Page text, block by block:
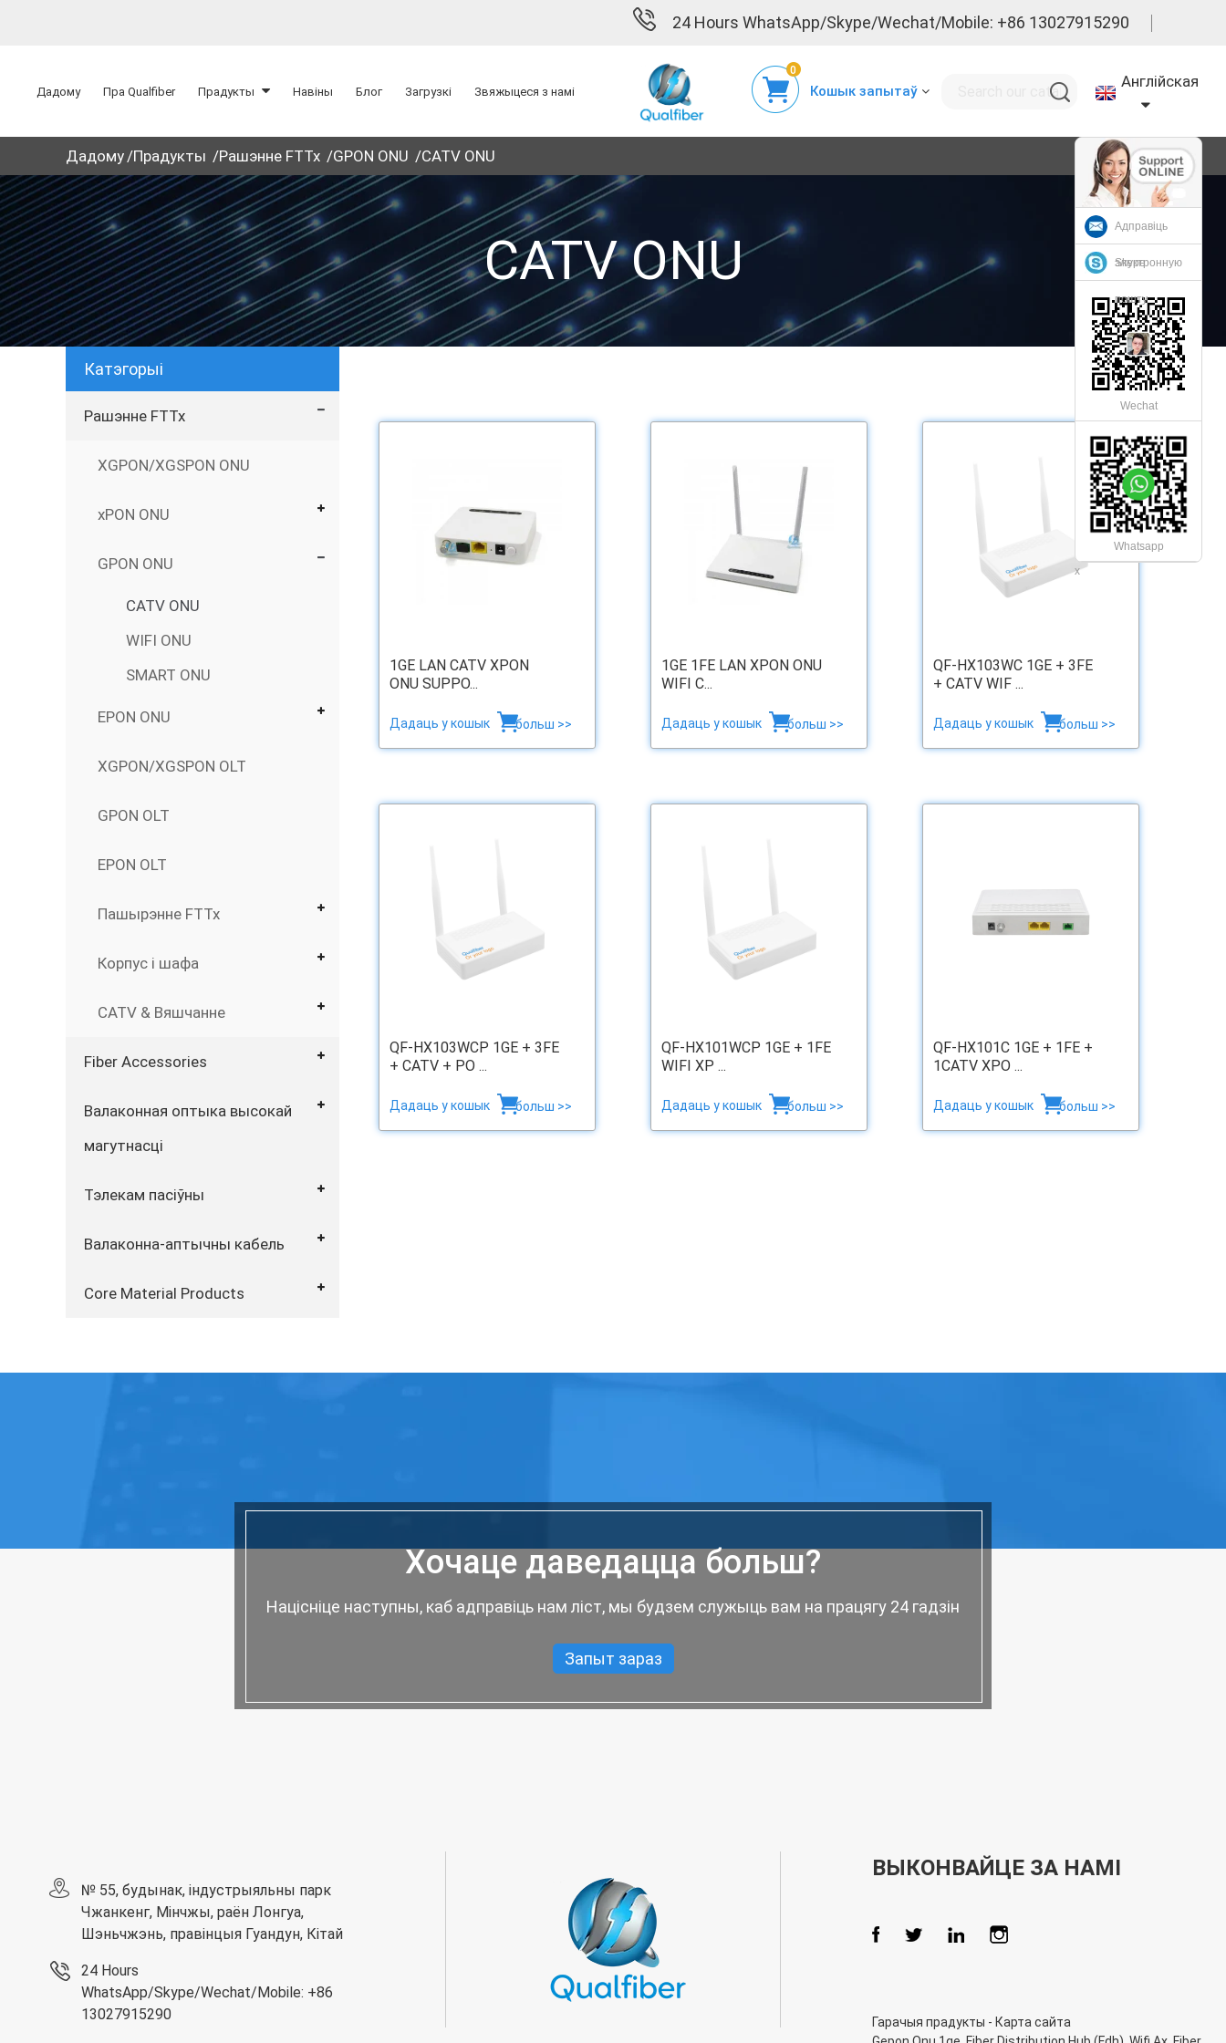
24 Hours WhatsApp/Skype/Wechat/Mobile: +86 13027915290
Дадому Пра Qualfiber Прадукты Навіны Блог Загрузкі Звяжыцеся з намі Кошык запытаў
0
Англійская
Дадому Прадукты Рашэнне FTTx GPON ONU CATV ONU
CATV ONU
Катэгорыі
Рашэнне FTTx
XGPON/XGSPON ONU
xPON ONU
GPON ONU
CATV ONU
WIFI ONU
SMART ONU
EPON ONU
XGPON/XGSPON OLT
GPON OLT
EPON OLT
Пашырэнне FTTx
Корпус і шафа
CATV & Вяшчанне
Fiber Accessories
Валаконная оптыка высокай
магутнасці
Тэлекам пасіўны
Валаконна-аптычны кабель
Core Material Products
1GE LAN CATV XPON
ONU SUPPO...
Дадаць у кошык больш >>
1GE 1FE LAN XPON ONU
WIFI C...
Дадаць у кошык больш >>
QF-HX103WC 1GE + 3FE
+ CATV WIF ...
Дадаць у кошык больш >>
QF-HX103WCP 1GE + 3FE
+ CATV + PO ...
Дадаць у кошык больш >>
QF-HX101WCP 1GE + 1FE
WIFI XP ...
Дадаць у кошык больш >>
QF-HX101C 1GE + 1FE +
1CATV XPO ...
Дадаць у кошык больш >>
Хочаце даведацца больш?
Націсніце наступны, каб адправіць нам ліст, мы будзем служыць вам на працягу 24 гадзін
Запыт зараз
№ 55, будынак, індустрыяльны парк
Чжанкенг, Мінчжы, раён Лонгуа,
Шэньчжэнь, правінцыя Гуандун, Кітай
24 Hours
WhatsApp/Skype/Wechat/Mobile: +86
13027915290
ВЫКОНВАЙЦЕ ЗА НАМІ
Гарачыя прадукты - Карта сайта
Адправіць
электронную
пошту
Skype
Wechat
Whatsapp
х